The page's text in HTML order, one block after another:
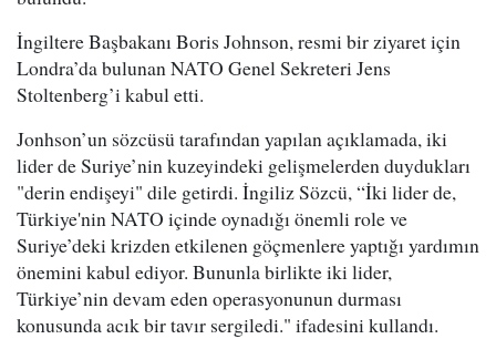
İngiltere Başbakanı Boris Johnson, resmi bir ziyaret için
Londra’da bulunan NATO Genel Sekreteri Jens
Stoltenberg’i kabul etti.
Jonhson’un sözcüsü tarafından yapılan açıklamada, iki
lider de Suriye’nin kuzeyindeki gelişmelerden duydukları
"derin endişeyi" dile getirdi. İngiliz Sözcü, “İki lider de,
Türkiye'nin NATO içinde oynadığı önemli role ve
Suriye’deki krizden etkilenen göçmenlere yaptığı yardımın
önemini kabul ediyor. Bununla birlikte iki lider,
Türkiye’nin devam eden operasyonunun durması
konusunda acık bir tavır sergiledi." ifadesini kullandı.